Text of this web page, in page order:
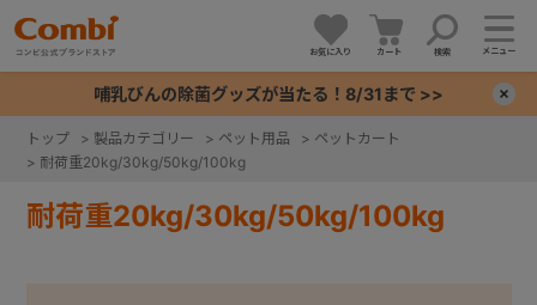
お気に入り カート 検索 メニュー
哺乳びんの除菌グッズが当たる！8/31まで >>
トップ > 製品カテゴリー > ペット用品 > ペットカート
> 耐荷重20kg/30kg/50kg/100kg
耐荷重20kg/30kg/50kg/100kg